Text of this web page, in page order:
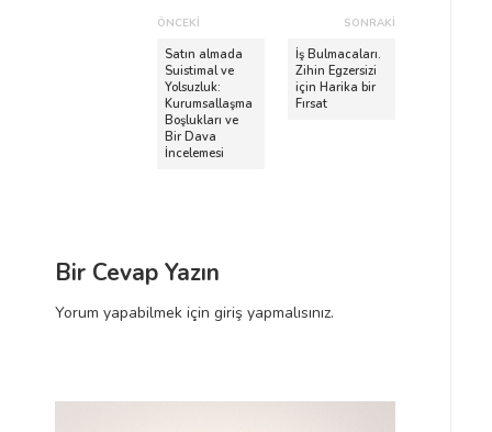
Y
a
z
d
ş
m
ÖNCEKI
Ö
e
Satın almada
Suistimal ve
Yolsuzluk:
Kurumsallaşma
Boşlukları ve
Bir Dava
İncelemesi
SONRAKI
S
o
n
İş Bulmacaları.
Zihin Egzersizi
için Harika bir
Fırsat
Bir Cevap Yazın
Yorum yapabilmek için giriş yapmalısınız.